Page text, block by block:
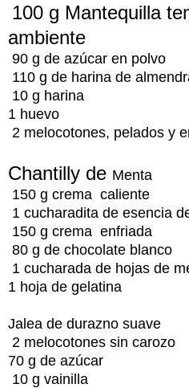
100 g Mantequilla
ambiente
90 g de azúcar en polvo
110 g de harina de
10 g harina
1 huevo
2 melocotones, pelados y
Chantilly de Menta
150 g crema caliente
1 cucharadita de esencia
150 g crema enfriada
80 g de chocolate blanco
1 cucharada de hojas de
1 hoja de gelatina
Jalea de durazno suave
2 melocotones sin carozo
70 g de azúcar
10 g vainilla